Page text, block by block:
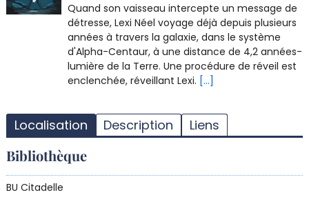
Quand son vaisseau intercepte un message de
détresse, Lexi Néel voyage déjà depuis plusieurs
années à travers la galaxie, dans le système
d'Alpha-Centaur, à une distance de 4,2 années-
lumière de la Terre. Une procédure de réveil est
enclenchée, réveillant Lexi. [...]
Localisation Description Liens
Bibliothèque
BU Citadelle